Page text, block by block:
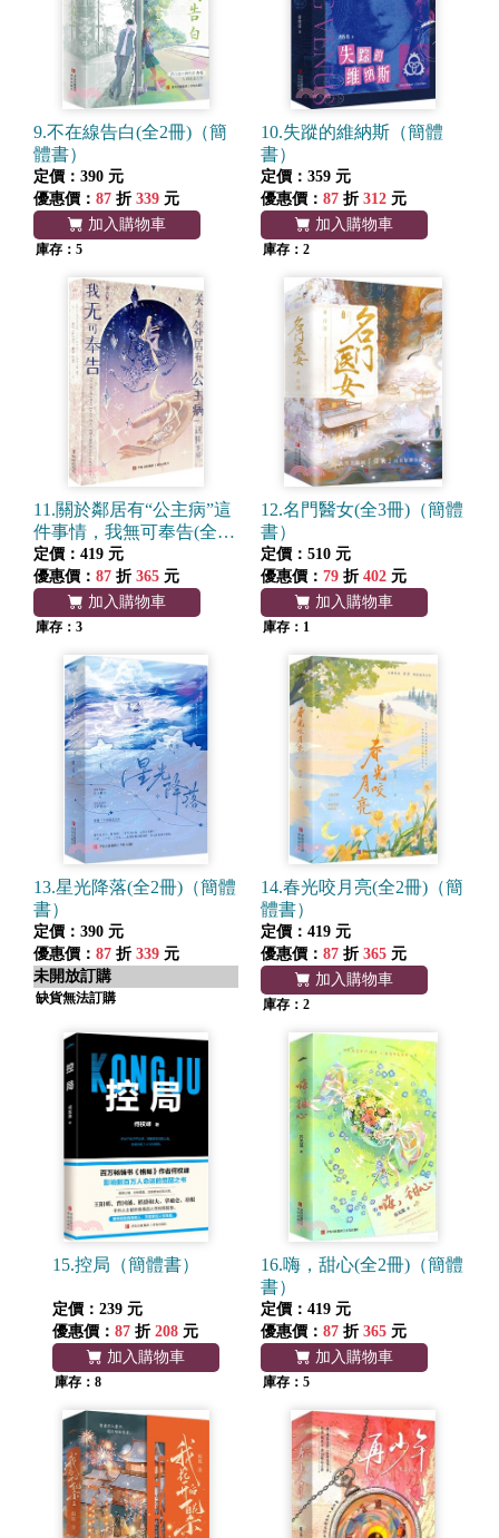
9.不在線告白(全2冊)（簡
體書）
定價：390 元
優惠價： 87 折 339 元
加入購物車
庫存：5
10.失蹤的維納斯（簡體
書）
定價：359 元
優惠價： 87 折 312 元
加入購物車
庫存：2
11.關於鄰居有“公主病”這
件事情，我無可奉告(全2
冊)（簡體書）
定價：419 元
優惠價： 87 折 365 元
加入購物車
庫存：3
12.名門醫女(全3冊)（簡體
書）
定價：510 元
優惠價： 79 折 402 元
加入購物車
庫存：1
13.星光降落(全2冊)（簡體
書）
定價：390 元
優惠價： 87 折 339 元
未開放訂購
缺貨無法訂購
14.春光咬月亮(全2冊)（簡
體書）
定價：419 元
優惠價： 87 折 365 元
加入購物車
庫存：2
15.控局（簡體書）
定價：239 元
優惠價： 87 折 208 元
加入購物車
庫存：8
16.嗨，甜心(全2冊)（簡體
書）
定價：419 元
優惠價： 87 折 365 元
加入購物車
庫存：5